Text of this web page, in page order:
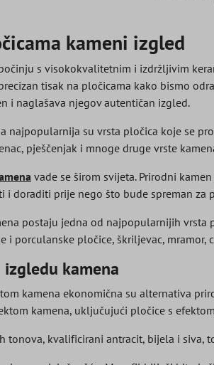
kameni izgled
s visokokvalitetnim i izdržljivim
tisak na pločicama kako bismo
i naglašava njegov autentičan izgled.
najpopularnija su vrsta pločica koje se
pješčenjak i mnoge druge vrste
vade se širom svijeta. Prirodni
i doraditi prije nego što bude spreman
postaju jedna od najpopularnijih
i porculanske pločice, škriljevac,
kamena
kamena ekonomična su alternativa
kamena, uključujući pločice s
tonova, kvalificirani antracit, bijela i